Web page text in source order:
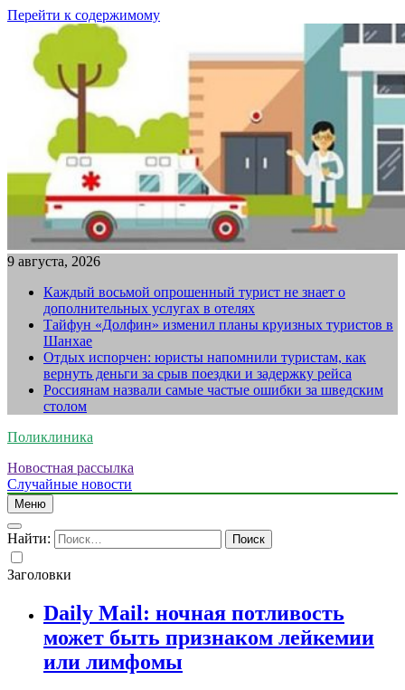
Перейти к содержимому
9 августа, 2026
Каждый восьмой опрошенный турист не знает о
дополнительных услугах в отелях
Тайфун «Долфин» изменил планы круизных туристов в
Шанхае
Отдых испорчен: юристы напомнили туристам, как
вернуть деньги за срыв поездки и задержку рейса
Россиянам назвали самые частые ошибки за шведским
столом
Поликлиника
Новостная рассылка
Случайные новости
Меню
Найти:
Заголовки
Daily Mail: ночная потливость
может быть признаком лейкемии
или лимфомы